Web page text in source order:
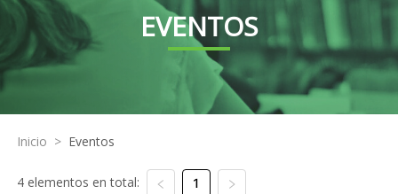
EVENTOS
Inicio > Eventos
4 elementos en total: 1